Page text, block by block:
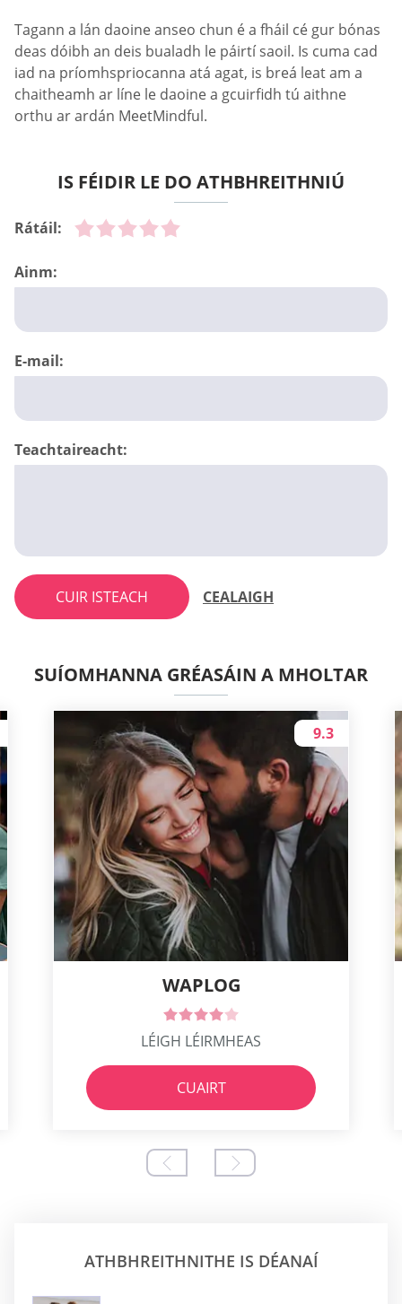
Tagann a lán daoine anseo chun é a fháil cé gur bónas
deas dóibh an deis bualadh le páirtí saoil. Is cuma cad
iad na príomhspriocanna atá agat, is breá leat am a
chaitheamh ar líne le daoine a gcuirfidh tú aithne
orthu ar ardán MeetMindful.
IS FÉIDIR LE DO ATHBHREITHNIÚ
Rátáil:
Ainm:
E-mail:
Teachtaireacht:
CUIR ISTEACH CEALAIGH
SUÍOMHANNA GRÉASÁIN A MHOLTAR
WAPLOG
9.3
LÉIGH LÉIRMHEAS
CUAIRT
ATHBHREITHNITHE IS DÉANAÍ